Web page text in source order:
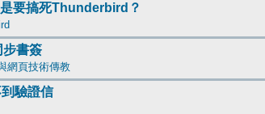
要搞死Thunderbird？
步書簽
網頁技術傳教
驗證信